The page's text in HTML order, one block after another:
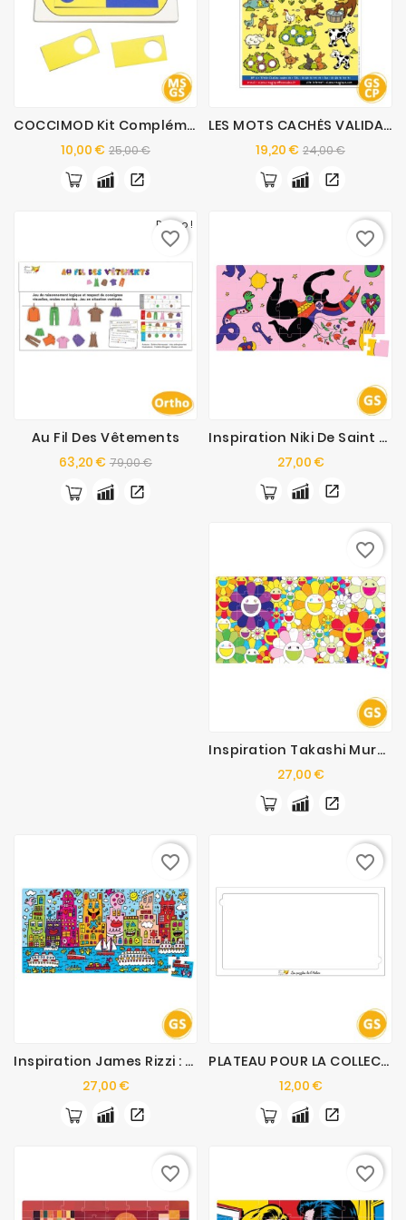
COCCIMOD Kit Complémentaire
10,00 € Prix
base
25,00 €Prix
LES MOTS CACHÉS VALIDATION D'ACQUIS
19,20 € Prix
base
24,00 €Prix
Promo !
Au Fil Des Vêtements
63,20 € Prix
de
base
79,00 €Prix
favorite_border
Inspiration Niki De Saint Phalle : Les Puzzles De L’Atelier
27,00 €Prix
favorite_border
Inspiration Takashi Murakami : Les Puzzles De L’Atelier
27,00 €Prix
favorite_border
Inspiration James Rizzi : Les Puzzles De L’Atelier
27,00 €Prix
favorite_border
PLATEAU POUR LA COLLECTION : Les Puzzles De L’Atelier
12,00 €Prix
favorite_border
favorite_border favorite_border